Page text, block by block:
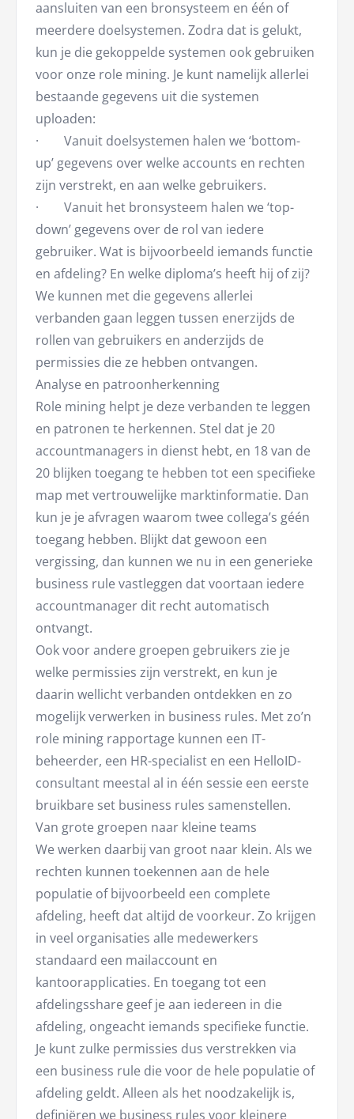
aansluiten van een bronsysteem en één of
meerdere doelsystemen. Zodra dat is gelukt,
kun je die gekoppelde systemen ook gebruiken
voor onze role mining. Je kunt namelijk allerlei
bestaande gegevens uit die systemen
uploaden:
· Vanuit doelsystemen halen we ‘bottom-
up’ gegevens over welke accounts en rechten
zijn verstrekt, en aan welke gebruikers.
· Vanuit het bronsysteem halen we ‘top-
down’ gegevens over de rol van iedere
gebruiker. Wat is bijvoorbeeld iemands functie
en afdeling? En welke diploma’s heeft hij of zij?
We kunnen met die gegevens allerlei
verbanden gaan leggen tussen enerzijds de
rollen van gebruikers en anderzijds de
permissies die ze hebben ontvangen.
Analyse en patroonherkenning
Role mining helpt je deze verbanden te leggen
en patronen te herkennen. Stel dat je 20
accountmanagers in dienst hebt, en 18 van de
20 blijken toegang te hebben tot een specifieke
map met vertrouwelijke marktinformatie. Dan
kun je je afvragen waarom twee collega’s géén
toegang hebben. Blijkt dat gewoon een
vergissing, dan kunnen we nu in een generieke
business rule vastleggen dat voortaan iedere
accountmanager dit recht automatisch
ontvangt.
Ook voor andere groepen gebruikers zie je
welke permissies zijn verstrekt, en kun je
daarin wellicht verbanden ontdekken en zo
mogelijk verwerken in business rules. Met zo’n
role mining rapportage kunnen een IT-
beheerder, een HR-specialist en een HelloID-
consultant meestal al in één sessie een eerste
bruikbare set business rules samenstellen.
Van grote groepen naar kleine teams
We werken daarbij van groot naar klein. Als we
rechten kunnen toekennen aan de hele
populatie of bijvoorbeeld een complete
afdeling, heeft dat altijd de voorkeur. Zo krijgen
in veel organisaties alle medewerkers
standaard een mailaccount en
kantoorapplicaties. En toegang tot een
afdelingsshare geef je aan iedereen in die
afdeling, ongeacht iemands specifieke functie.
Je kunt zulke permissies dus verstrekken via
een business rule die voor de hele populatie of
afdeling geldt. Alleen als het noodzakelijk is,
definiëren we business rules voor kleinere